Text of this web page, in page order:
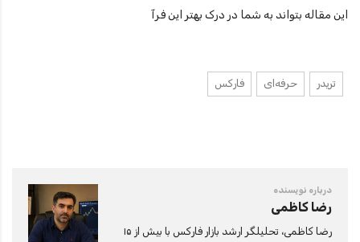
این مقاله بتواند به شما در درک بهتر این فرآ
تریدر حرفه‌ای فارکس
درباره نویسنده
رضا کاظمی
رضا کاظمی، تحلیلگر ارشد بازار فارکس با بیش از ۱۵